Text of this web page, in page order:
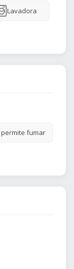
Lavadora
permite fumar